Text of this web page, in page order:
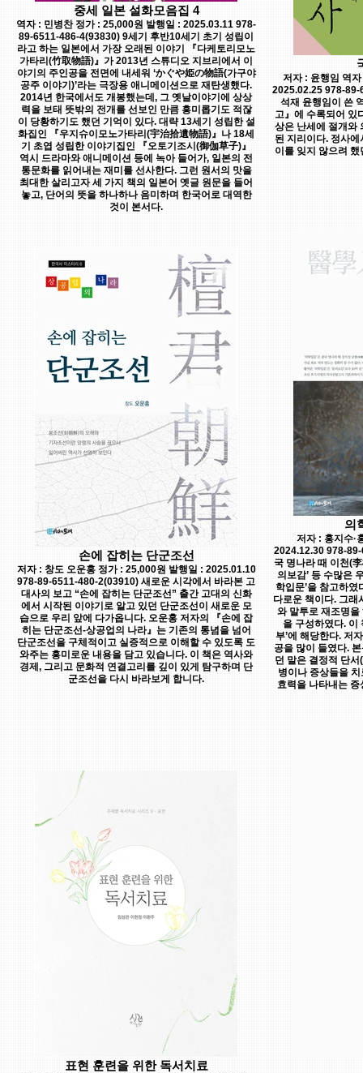
중세 일본 설화모음집 4
역자 : 민병찬 정가 : 25,000원 발행일 : 2025.03.11 978-
89-6511-486-4(93830) 9세기 후반10세기 초기 성립이
라고 하는 일본에서 가장 오래된 이야기 『다케토리모노
가타리(竹取物語)』가 2013년 스튜디오 지브리에서 이
야기의 주인공을 전면에 내세워 ‘かぐや姫の物語(가구야
공주 이야기)’라는 극장용 애니메이션으로 재탄생했다.
2014년 한국에서도 개봉했는데, 그 옛날이야기에 상상
력을 보태 뜻밖의 전개를 선보인 만큼 흥미롭기도 적잖
이 당황하기도 했던 기억이 있다. 대략 13세기 성립한 설
화집인 『우지슈이모노가타리(宇治拾遺物語)』나 18세
기 초엽 성립한 이야기집인 『오토기조시(御伽草子)』
역시 드라마와 애니메이션 등에 녹아 들어가, 일본의 전
통문화를 읽어내는 재미를 선사한다. 그런 원서의 맛을
최대한 살리고자 세 가지 책의 일본어 옛글 원문을 들어
놓고, 단어의 뜻을 하나하나 음미하며 한국어로 대역한
것이 본서다.
저자 : 윤행임 역
2025.02.25 978-89-
석재 윤행임이 쓴
고』에 수록되어 있
상은 난세에 절개와
된 지리이다. 정사
이를 잊지 않으려
손에 잡히는 단군조선
저자 : 창도 오운홍 정가 : 25,000원 발행일 : 2025.01.10
978-89-6511-480-2(03910) 새로운 시각에서 바라본 고
대사의 보고 “손에 잡히는 단군조선” 출간 고대의 신화
에서 시작된 이야기로 알고 있던 단군조선이 새로운 모
습으로 우리 앞에 다가옵니다. 오운홍 저자의 『손에 잡
히는 단군조선-상공업의 나라』는 기존의 통념을 넘어
단군조선을 구체적이고 실증적으로 이해할 수 있도록 도
와주는 흥미로운 내용을 담고 있습니다. 이 책은 역사와
경제, 그리고 문화적 연결고리를 깊이 있게 탐구하며 단
군조선을 다시 바라보게 합니다.
의
저자 : 홍지수·
2024.12.30 978-89-
국 명나라 때 이천(
의보감’ 등 수많은
학입문’을 참고하였
다로운 책이다. 그래
와 말투로 재조명을
을 구성하였다. 이
부’에 해당한다. 저
공을 많이 들였다.
던 말은 결정적 단
병이나 증상들을
효력을 나타내는
표현 훈련을 위한 독서치료